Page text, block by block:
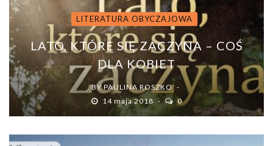
LITERATURA OBYCZAJOWA
LATO, KTÓRE SIĘ ZACZYNA – COŚ
DLA KOBIET
BYPAULINA ROSZKO
14 maja 2018
0